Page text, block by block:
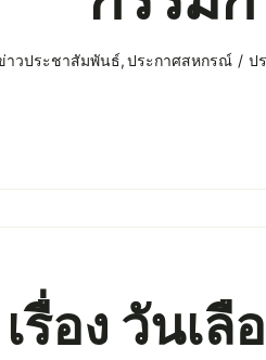
าวประชาสัมพันธ์ ประกาศสหกรณ์ ป
อง วันเ